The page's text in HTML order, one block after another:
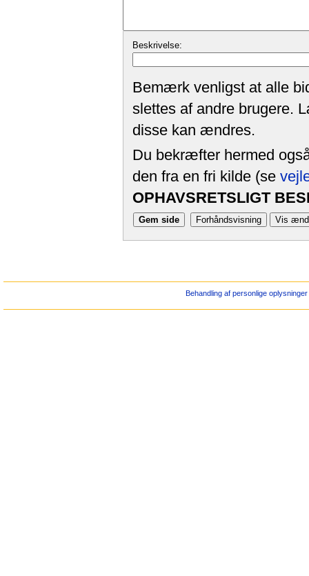
Beskrivelse:
Bemærk venligst at alle
slettes af andre brugere.
disse kan ændres.
Du bekræfter hermed
den fra en fri kilde (se
OPHAVSRETSLIGT
Behandling af personlige oplysninger